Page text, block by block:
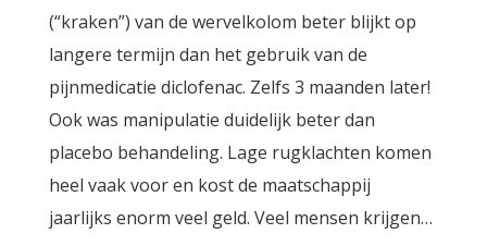
(“kraken”) van de wervelkolom beter blijkt op
langere termijn dan het gebruik van de
pijnmedicatie diclofenac. Zelfs 3 maanden later!
Ook was manipulatie duidelijk beter dan
placebo behandeling. Lage rugklachten komen
heel vaak voor en kost de maatschappij
jaarlijks enorm veel geld. Veel mensen krijgen…